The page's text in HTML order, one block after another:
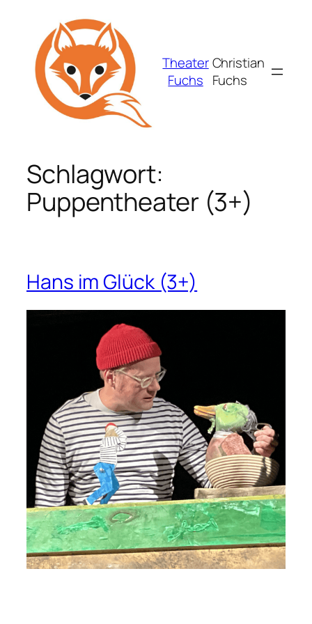
springen
Theater
Fuchs
Christian
Fuchs
Schlagwort:
Puppentheater (3+)
Hans im Glück (3+)